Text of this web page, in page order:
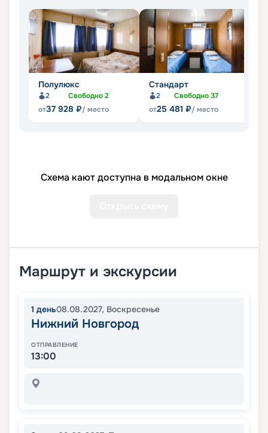
Полулюкс
2 Свободно2
от37 928 ₽/ место
Стандарт
2 Свободно37
от25 481 ₽/ место
Схема кают доступна в модальном окне
Маршрут и экскурсии
1 день08.08.2027, Воскресенье
Нижний Новгород
ОТПРАВЛЕНИЕ
13:00